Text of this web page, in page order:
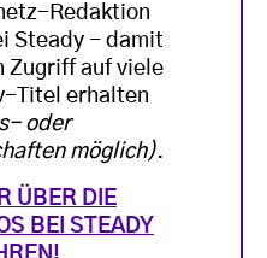
Redaktion
Steady - damit
Zugriff auf viele
Titel erhalten
oder
möglich).
ÜBER DIE
BEI STEADY